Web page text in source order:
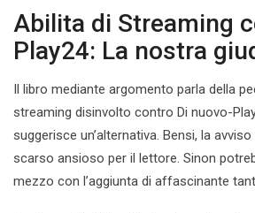
Abilita di Streaming
Play24: La nostra
Il libro mediante argomento parla della
streaming disinvolto contro Di nuovo-
suggerisce un’alternativa. Bensi, la
scarso ansioso per il lettore. Sinon
mezzo con l’aggiunta di affascinante